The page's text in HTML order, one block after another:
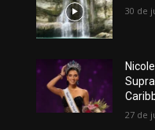
30 de
27 de